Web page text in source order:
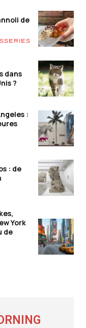
de
dans
?
:
: de
York
de